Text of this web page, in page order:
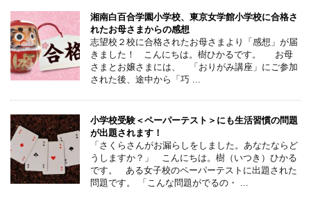
湘南白百合学園小学校、東京女学館小学校に合格さ
れたお母さまからの感想
志望校２校に合格されたお母さまより「感想」が届
きました！ こんにちは。樹ひかるです。 お母
さまとお嬢さまには、 「おりがみ講座」にご参加
された後、途中から「巧 ...
小学校受験＜ペーパーテスト＞にも生活習慣の問題
が出題されます！
「さくらさんがお漏らしをしました。あなたならど
うしますか？」 こんにちは。樹（いつき）ひかる
です。 ある女子校のペーパーテストに出題された
問題です。 「こんな問題がでるの・ ...